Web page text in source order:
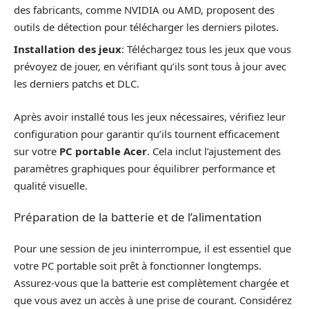
des fabricants, comme NVIDIA ou AMD, proposent des
outils de détection pour télécharger les derniers pilotes.
Installation des jeux: Téléchargez tous les jeux que vous
prévoyez de jouer, en vérifiant qu’ils sont tous à jour avec
les derniers patchs et DLC.
Après avoir installé tous les jeux nécessaires, vérifiez leur
configuration pour garantir qu’ils tournent efficacement
sur votre PC portable Acer. Cela inclut l’ajustement des
paramètres graphiques pour équilibrer performance et
qualité visuelle.
Préparation de la batterie et de l’alimentation
Pour une session de jeu ininterrompue, il est essentiel que
votre PC portable soit prêt à fonctionner longtemps.
Assurez-vous que la batterie est complètement chargée et
que vous avez un accès à une prise de courant. Considérez